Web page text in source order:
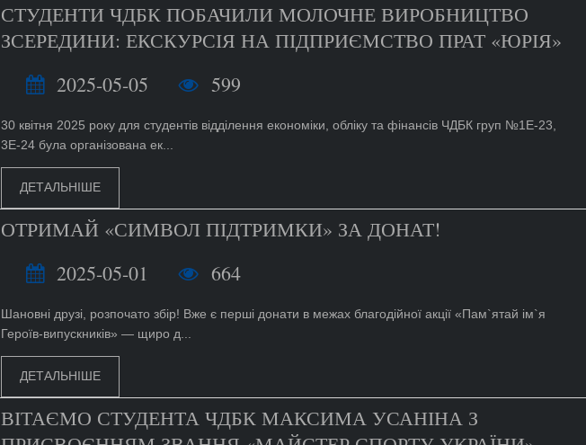
СТУДЕНТИ ЧДБК ПОБАЧИЛИ МОЛОЧНЕ ВИРОБНИЦТВО
ЗСЕРЕДИНИ: ЕКСКУРСІЯ НА ПІДПРИЄМСТВО ПРАТ «ЮРІЯ»
2025-05-05
599
30 квітня 2025 року для студентів відділення економіки, обліку та фінансів ЧДБК груп №1Е-23,
3Е-24 була організована ек...
ДЕТАЛЬНІШЕ
ОТРИМАЙ «СИМВОЛ ПІДТРИМКИ» ЗА ДОНАТ!
2025-05-01
664
Шановні друзі, розпочато збір! Вже є перші донати в межах благодійної акції «Пам`ятай ім`я
Героїв-випускників» — щиро д...
ДЕТАЛЬНІШЕ
ВІТАЄМО СТУДЕНТА ЧДБК МАКСИМА УСАНІНА З